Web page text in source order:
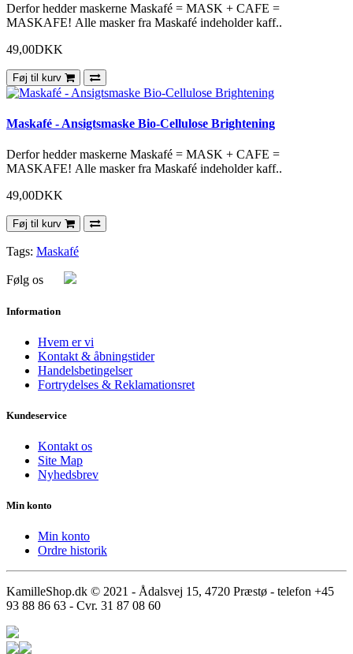
Derfor hedder maskerne Maskafé = MASK + CAFE =
MASKAFE! Alle masker fra Maskafé indeholder kaff..
49,00DKK
Føj til kurv
Maskafé - Ansigtsmaske Bio-Cellulose Brightening
Derfor hedder maskerne Maskafé = MASK + CAFE =
MASKAFE! Alle masker fra Maskafé indeholder kaff..
49,00DKK
Føj til kurv
Tags: Maskafé
Følg os
Information
Hvem er vi
Kontakt & åbningstider
Handelsbetingelser
Fortrydelses & Reklamationsret
Kundeservice
Kontakt os
Site Map
Nyhedsbrev
Min konto
Min konto
Ordre historik
KamilleShop.dk © 2021 - Ådalsvej 15, 4720 Præstø - telefon +45
93 88 86 63 - Cvr. 31 87 08 60